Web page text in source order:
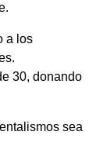
a los
30, donando
sea